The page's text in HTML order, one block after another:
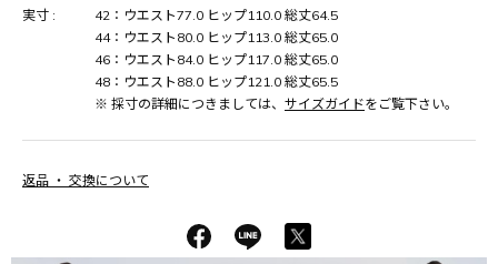
実寸 :
42：ウエスト77.0 ヒップ110.0 総丈64.5
44：ウエスト80.0 ヒップ113.0 総丈65.0
46：ウエスト84.0 ヒップ117.0 総丈65.0
48：ウエスト88.0 ヒップ121.0 総丈65.5
※ 採寸の詳細につきましては、 サイズガイドをご覧下さい。
返品 ・ 交換について